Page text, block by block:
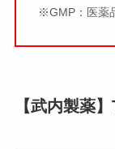
※GMP：医薬
【武内製薬】